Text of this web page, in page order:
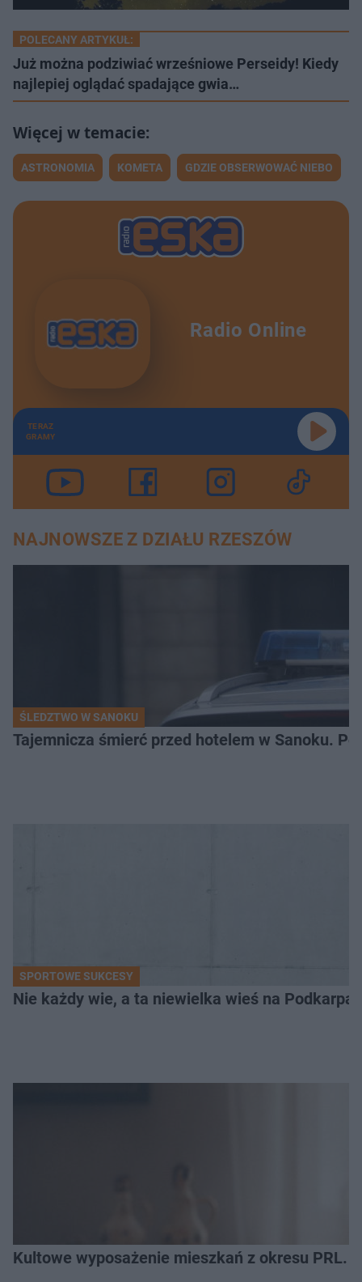
POLECANY ARTYKUŁ:
Już można podziwiać wrześniowe Perseidy! Kiedy
najlepiej oglądać spadające gwia…
ASTRONOMIA KOMETA GDZIE OBSERWOWAĆ NIEBO
Radio Online
TERAZ
GRAMY
NAJNOWSZE Z DZIAŁU RZESZÓW
ŚLEDZTWO W SANOKU
Tajemnicza śmierć przed hotelem w Sanoku.
SPORTOWE SUKCESY
Nie każdy wie, a ta niewielka wieś na
Kultowe wyposażenie mieszkań z okresu PRL.